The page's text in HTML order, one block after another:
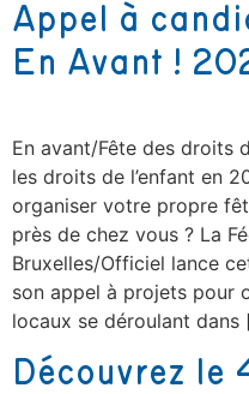
Appel à
En Avant !
En avant/Fête des droits
les droits de l’enfant en
organiser votre propre
près de chez vous ? La
Bruxelles/Officiel lance
son appel à projets pour
locaux se déroulant dans
Découvrez le